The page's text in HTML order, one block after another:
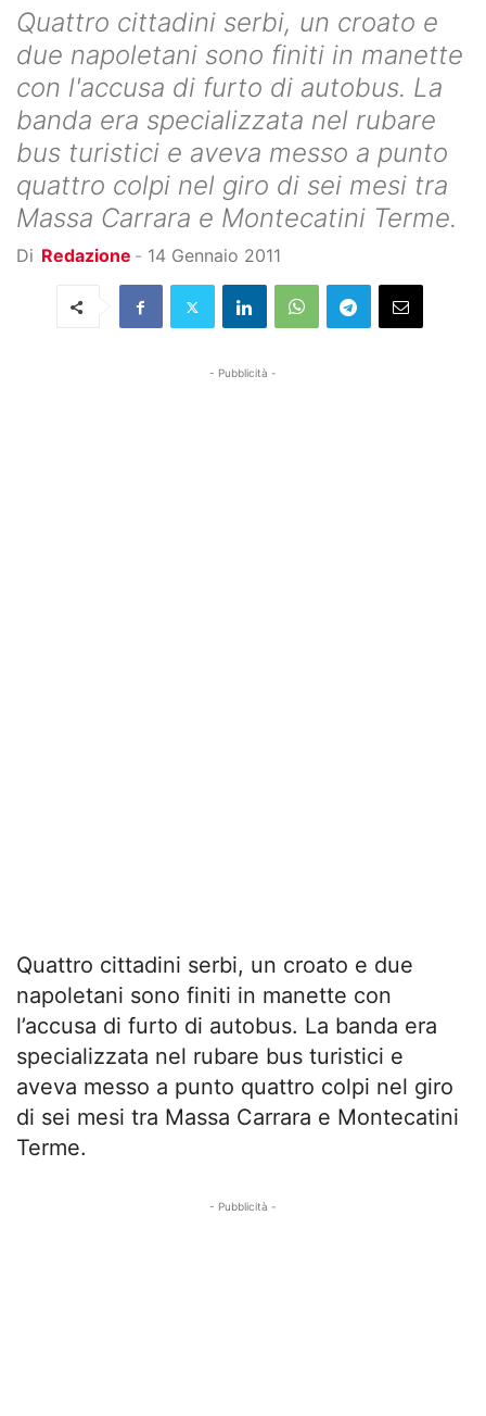
Quattro cittadini serbi, un croato e
due napoletani sono finiti in manette
con l'accusa di furto di autobus. La
banda era specializzata nel rubare
bus turistici e aveva messo a punto
quattro colpi nel giro di sei mesi tra
Massa Carrara e Montecatini Terme.
Di Redazione - 14 Gennaio 2011
- Pubblicità -
Quattro cittadini serbi, un croato e due
napoletani sono finiti in manette con
l’accusa di furto di autobus. La banda era
specializzata nel rubare bus turistici e
aveva messo a punto quattro colpi nel giro
di sei mesi tra Massa Carrara e Montecatini
Terme.
- Pubblicità -